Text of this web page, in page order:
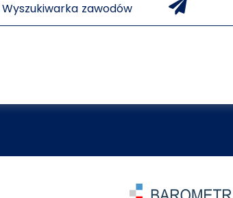
Wyszukiwarka zawodów